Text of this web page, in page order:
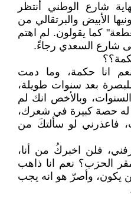
شارع الوطني أنتظر
الأبيض والبرتقالي من
كما يقولون. لم اهتم
شارع السعدي رجاءً.
انا حكمة، وما دمت
بعد سنوات طويلة،
وبالأخص انك لم
له حصة كبيرة في شعرك،
فاعذرني لو سألتكَ من
فلن اخبركُ من أنا،
الحزب؟ نعم انا ذاهب
من يكون، وأصرّ هو انه يجب